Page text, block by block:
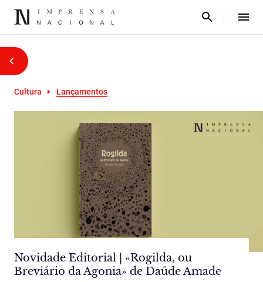
Cultura Lançamentos
Novidade Editorial | «Rogilda, ou
Breviário da Agonia» de Daúde Amade